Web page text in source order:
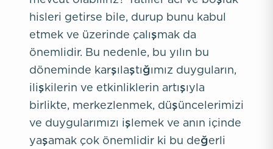
hisleri getirse bile, durup bunu kabul
etmek ve üzerinde çalışmak da
önemlidir. Bu nedenle, bu yılın bu
döneminde karşılaştığımız duyguların,
ilişkilerin ve etkinliklerin artışıyla
birlikte, merkezlenmek, düşüncelerimizi
ve duygularımızı işlemek ve anın içinde
yaşamak çok önemlidir ki bu değerli